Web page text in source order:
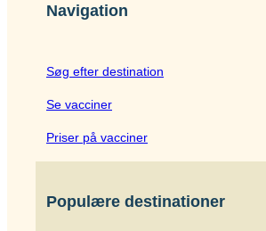
Navigation
Søg efter destination
Se vacciner
Priser på vacciner
Populære destinationer